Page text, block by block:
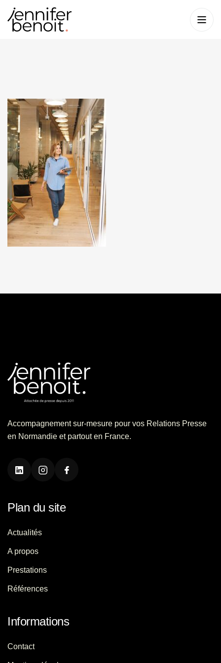
Accompagnement sur-mesure pour vos Relations Presse
en Normandie et partout en France.
Plan du site
Actualités
A propos
Prestations
Références
Informations
Contact